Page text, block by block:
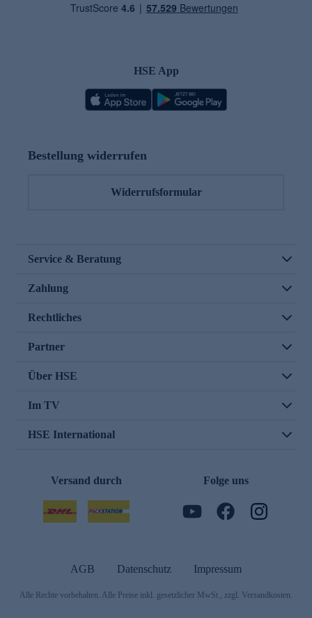
HSE App
Bestellung widerrufen
Widerrufsformular
Service & Beratung
Zahlung
Rechtliches
Partner
Über HSE
Im TV
HSE International
Versand durch Folge uns
AGB Datenschutz Impressum
Alle Rechte vorbehalten. Alle Preise inkl. gesetzlicher MwSt., zzgl. Versandkosten.